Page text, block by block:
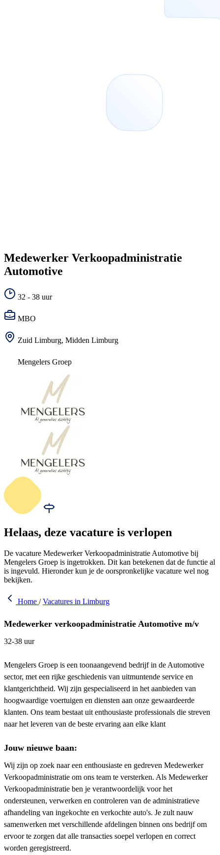
Medewerker Verkoopadministratie
Automotive
32 - 38 uur
MBO
Zuid Limburg, Midden Limburg
Mengelers Groep
Helaas, deze vacature is verlopen
De vacature Medewerker Verkoopadministratie Automotive bij
Mengelers Groep is ingetrokken. Dit kan betekenen dat de functie al
is ingevuld. Hieronder kun je de oorspronkelijke vacature wel nog
bekijken.
Home / Vacatures in Limburg
Medewerker verkoopadministratie Automotive m/v
32-38 uur
Mengelers Groep is een toonaangevend bedrijf in de Automotive
sector, met een rijke geschiedenis van uitmuntende service en
klantgerichtheid. Wij zijn gespecialiseerd in het aanbieden van
hoogwaardige voertuigen en diensten aan onze gewaardeerde
klanten. Ons team bestaat uit enthousiaste professionals die streven
naar het leveren van de beste ervaring aan elke klant
Jouw nieuwe baan:
Wij zijn op zoek naar een enthousiaste en gedreven Medewerker
Verkoopadministratie om ons team te versterken. Als Medewerker
Verkoopadministratie ben je verantwoordelijk voor het
ondersteunen, verwerken en controleren van de administratieve
afhandeling van ingekochte en verkochte auto's. Je zult nauw
samenwerken met verschillende afdelingen binnen ons bedrijf om
ervoor te zorgen dat alle transacties soepel verlopen en correct
worden geregistreerd.